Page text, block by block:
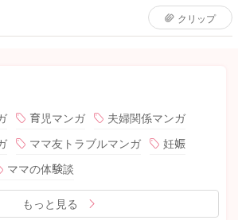
クリップ
育児マンガ
夫婦関係マンガ
ママ友トラブルマンガ
妊娠
ママの体験談
もっと見る